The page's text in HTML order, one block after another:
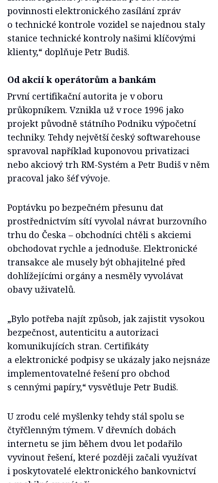
povinnosti elektronického zasílání zpráv
o technické kontrole vozidel se najednou staly
stanice technické kontroly našimi klíčovými
klienty,“ doplňuje Petr Budiš.
Od akcií k operátorům a bankám
První certifikační autorita je v oboru
průkopníkem. Vznikla už v roce 1996 jako
projekt původně státního Podniku výpočetní
techniky. Tehdy největší český softwarehouse
spravoval například kuponovou privatizaci
nebo akciový trh RM-Systém a Petr Budiš v něm
pracoval jako šéf vývoje.
Poptávku po bezpečném přesunu dat
prostřednictvím sítí vyvolal návrat burzovního
trhu do Česka – obchodníci chtěli s akciemi
obchodovat rychle a jednoduše. Elektronické
transakce ale musely být obhajitelné před
dohlížejícími orgány a nesměly vyvolávat
obavy uživatelů.
„Bylo potřeba najít způsob, jak zajistit vysokou
bezpečnost, autenticitu a autorizaci
komunikujících stran. Certifikáty
a elektronické podpisy se ukázaly jako nejsnáze
implementovatelné řešení pro obchod
s cennými papíry,“ vysvětluje Petr Budiš.
U zrodu celé myšlenky tehdy stál spolu se
čtyřčlenným týmem. V dřevních dobách
internetu se jim během dvou let podařilo
vyvinout řešení, které později začali využívat
i poskytovatelé elektronického bankovnictví